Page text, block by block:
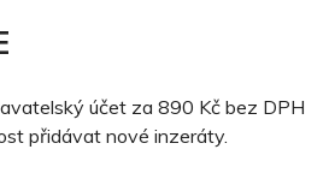
účet za 890 Kč bez DPH
přidávat nové inzeráty.